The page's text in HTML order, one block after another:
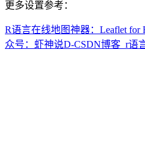
更多设置参考：
R语言在线地图神器：Leaflet
众号：虾神说D-CSDN博客_r语